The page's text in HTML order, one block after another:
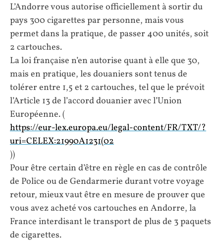
L’Andorre vous autorise officiellement à sortir du
pays 300 cigarettes par personne, mais vous
permet dans la pratique, de passer 400 unités, soit
2 cartouches.
La loi française n’en autorise quant à elle que 30,
mais en pratique, les douaniers sont tenus de
tolérer entre 1,5 et 2 cartouches, tel que le prévoit
l’Article 13 de l’accord douanier avec l’Union
Européenne. (
https://eur-lex.europa.eu/legal-content/FR/TXT/?
uri=CELEX:21990A1231(02
))
Pour être certain d’être en règle en cas de contrôle
de Police ou de Gendarmerie durant votre voyage
retour, mieux vaut être en mesure de prouver que
vous avez acheté vos cartouches en Andorre, la
France interdisant le transport de plus de 3 paquets
de cigarettes.